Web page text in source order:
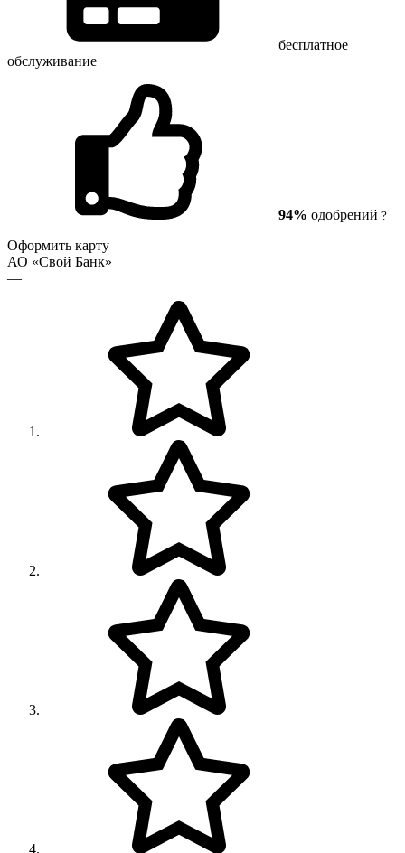
бесплатное
обслуживание
94% одобрений ?
Оформить карту
АО «Свой Банк»
—